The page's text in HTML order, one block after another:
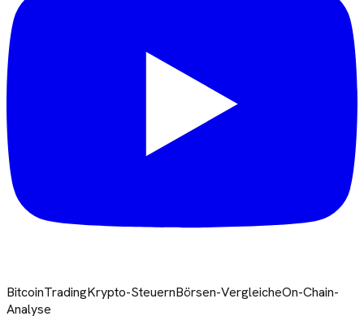
BitcoinTradingKrypto-SteuernBörsen-VergleicheOn-Chain-
Analyse